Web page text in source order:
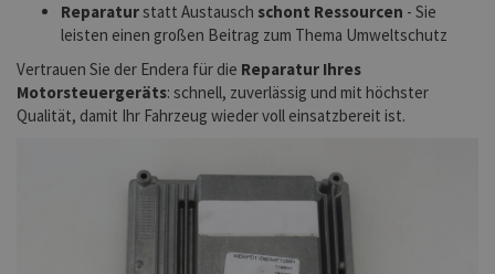
Reparaturstatt Austausch schont Ressourcen - Sie
leisten einen großen Beitrag zum Thema Umweltschutz
Vertrauen Sie der Endera für die Reparatur Ihres
Motorsteuergeräts: schnell, zuverlässig und mit höchster
Qualität, damit Ihr Fahrzeug wieder voll einsatzbereit ist.